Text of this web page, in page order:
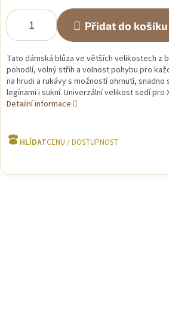
Přidat do košíku
Tato dámská blůza ve větších velikostech z
pohodlí, volný střih a volnost pohybu pro
na hrudi a rukávy s možností ohrnutí, snadno
legínami i sukní. Univerzální velikost sedí pro
Detailní informace
HLÍDAT